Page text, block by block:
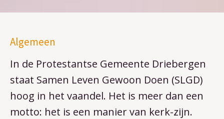
Algemeen
In de Protestantse Gemeente Driebergen
staat Samen Leven Gewoon Doen (SLGD)
hoog in het vaandel. Het is meer dan een
motto: het is een manier van kerk-zijn.